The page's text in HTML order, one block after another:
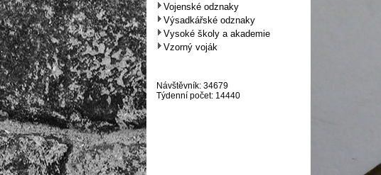
Vojenské odznaky
Výsadkářské odznaky
Vysoké školy a akademie
Vzorný voják
Návštěvník: 34679
Týdenní počet: 14440